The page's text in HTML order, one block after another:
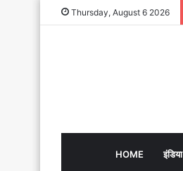
Thursday, August 6 2026
HOME इंडिया